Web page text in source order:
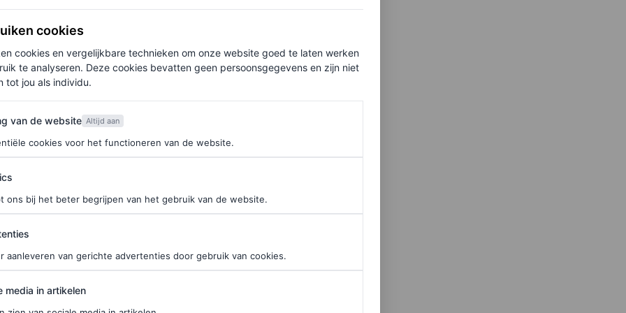
gemaakt van crème de cassis (een
de Franse priester Felix Kir die van 1876 tot
Netherlands, aan Vogue. “Felix Kir werd later
drank te geven die als aperitief gedronken
bekendheid van de cocktail.” Bij een
drankje slechts uit twee ingrediënten
Uiteraard willen we de beste van de beste, dus
een mooi wijn glas. Schenk hier 20 ml
cookies
cookies en vergelijkbare technieken om onze website goed te laten werken
te analyseren. Deze cookies bevatten geen persoonsgegevens en zijn niet
tot jou als individu.
de website
van de website Altijd aan
cookies voor het functioneren van de website.
ons bij het beter begrijpen van het gebruik van de website.
aanleveren van gerichte advertenties door gebruik van cookies.
in artikelen
media in artikelen